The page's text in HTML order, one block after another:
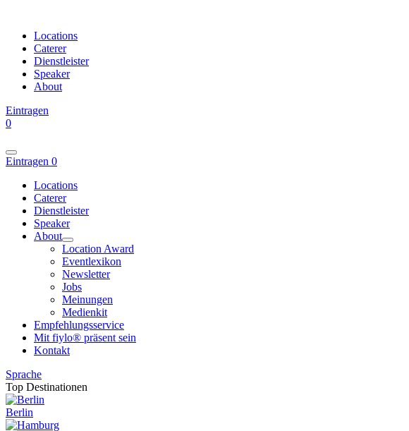
Locations
Caterer
Dienstleister
Speaker
About
Eintragen
0
Eintragen 0
Locations
Caterer
Dienstleister
Speaker
About
Location Award
Eventlexikon
Newsletter
Jobs
Meinungen
Medienkit
Empfehlungsservice
Mit fiylo® präsent sein
Kontakt
Sprache
Top Destinationen
Berlin